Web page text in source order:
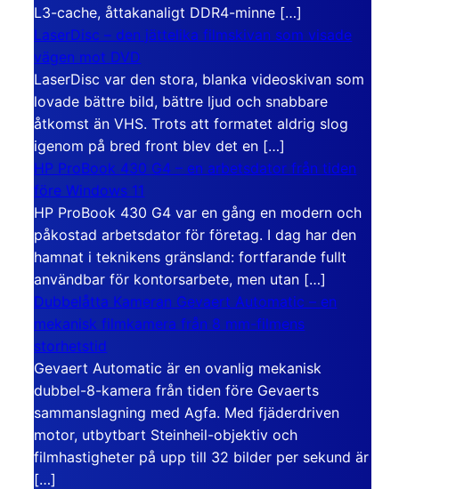
L3-cache, åttakanaligt DDR4-minne […]
LaserDisc – den jättelika filmskivan som visade
vägen mot DVD
LaserDisc var den stora, blanka videoskivan som
lovade bättre bild, bättre ljud och snabbare
åtkomst än VHS. Trots att formatet aldrig slog
igenom på bred front blev det en […]
HP ProBook 430 G4 – en arbetsdator från tiden
före Windows 11
HP ProBook 430 G4 var en gång en modern och
påkostad arbetsdator för företag. I dag har den
hamnat i teknikens gränsland: fortfarande fullt
användbar för kontorsarbete, men utan […]
Dubbelåtta Kameran Gevaert Automatic – en
mekanisk filmkamera från 8 mm-filmens
storhetstid
Gevaert Automatic är en ovanlig mekanisk
dubbel-8-kamera från tiden före Gevaerts
sammanslagning med Agfa. Med fjäderdriven
motor, utbytbart Steinheil-objektiv och
filmhastigheter på upp till 32 bilder per sekund är
[…]